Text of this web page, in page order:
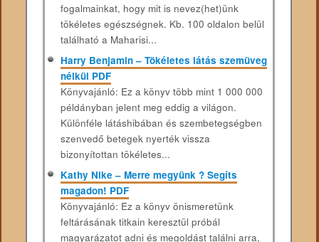
fogalmainkat, hogy mit is nevez(het)ünk
tökéletes egészségnek. Kb. 100 oldalon belül
található a Maharisi...
Harry Benjamin – Tökéletes látás szemüveg
nélkül PDF
Könyvajánló: Ez a könyv több mint 1 000 000
példányban jelent meg eddig a világon.
Különféle látáshibában és szembetegségben
szenvedő betegek nyerték vissza
bizonyítottan tökéletes...
Kathy Nike – Merre megyünk ? Segíts
magadon! PDF
Könyvajánló: Ez a könyv önismeretünk
feltárásának titkain keresztül próbál
magyarázatot adni és megoldást találni arra,